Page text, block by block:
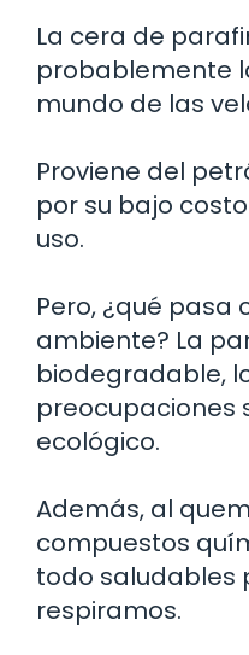
La cera de
probablemente
mundo de las
Proviene del
por su bajo
uso.
Pero, ¿qué pasa
ambiente? La
biodegradable,
preocupaciones
ecológico.
Además, al
compuestos
todo saludables
respiramos.